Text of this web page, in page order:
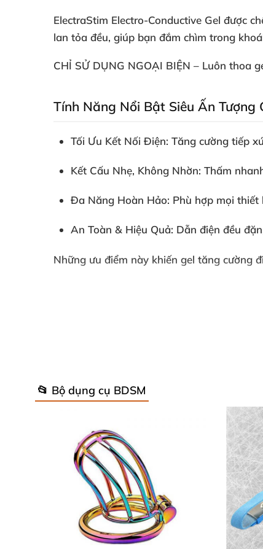
ElectraStim Electro-Conductive Gel được
lan tỏa đều, giúp bạn đắm chìm trong
CHỈ SỬ DỤNG NGOẠI BIỆN – Luôn thoa
Tính Năng Nổi Bật Siêu Ấn Tượng
Tối Ưu Kết Nối Điện: Tăng cường tiếp
Kết Cấu Nhẹ, Không Nhờn: Thấm
Đa Năng Hoàn Hảo: Phù hợp mọi thiết
An Toàn & Hiệu Quả: Dẫn điện đều
Những ưu điểm này khiến gel tăng cường
Gel dẫn điện siêu tốt ElectraStim
: 2 oz (khoảng 59ml) –
Hạn Sử Dụng: Lên đến 12 tháng sau
Thành Phần Chính
: Aqua (nước),
không kích ứng da nhạy cảm. 🌿
Hướng Dẫn Sử Dụng : Thoa lượng
📂 Bộ dụng cụ BDSM